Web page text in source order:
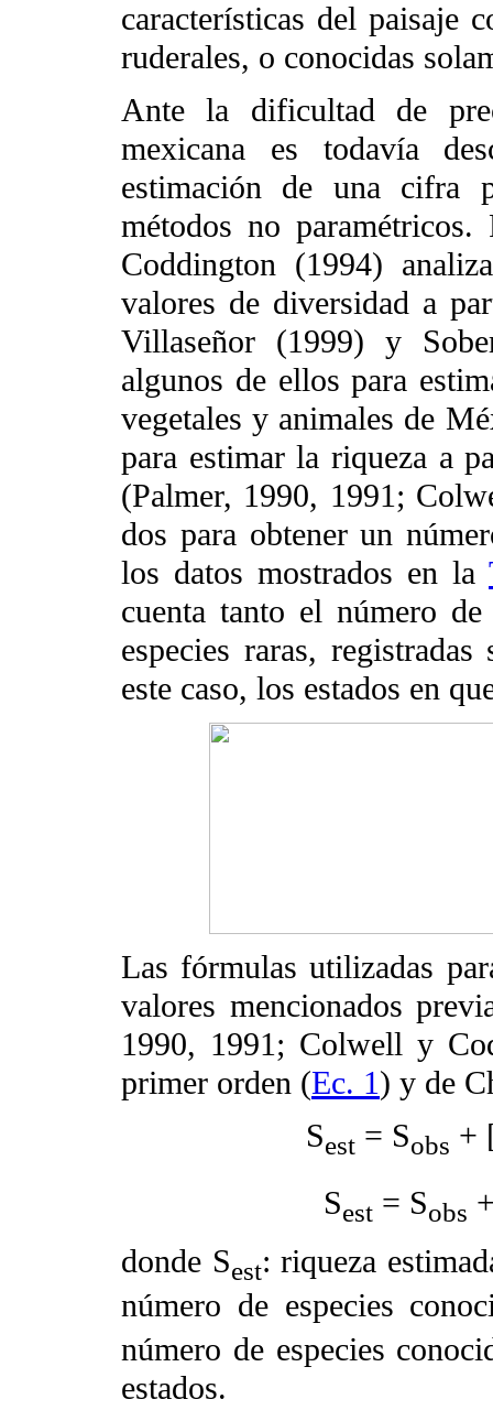
características del paisaje
ruderales, o conocidas
Ante la dificultad de
mexicana es todavía
estimación de una cifra
métodos no
Coddington (1994)
valores de diversidad a
Villaseñor (1999) y
algunos de ellos para
vegetales y animales de
para estimar la riqueza a
(Palmer, 1990, 1991;
dos para obtener un
los datos mostrados en la
cuenta tanto el número de
especies raras,
este caso, los estados en
Las fórmulas utilizadas
valores mencionados
1990, 1991; Colwell y
primer orden (Ec. 1) y de
Sest= Sobs +
Sest= Sobs
donde Sest: riqueza
número de especies
número de especies
estados.